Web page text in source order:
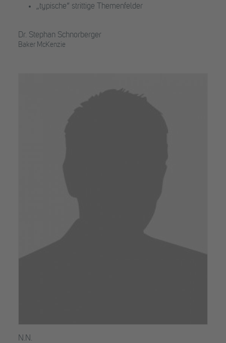
„typische“ strittige Themenfelder
Dr. Stephan Schnorberger
Baker McKenzie
N.N.